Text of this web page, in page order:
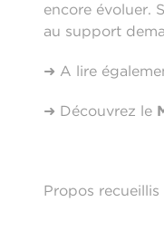
encore évoluer.
au support
➜ A lire
➜ Découvrez le
Propos